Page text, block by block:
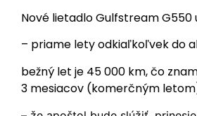
Nové lietadlo Gulfstream G550
– priame lety odkiaľkoľvek do
bežný let je 45 000 km, čo
3 mesiacov (komerčným